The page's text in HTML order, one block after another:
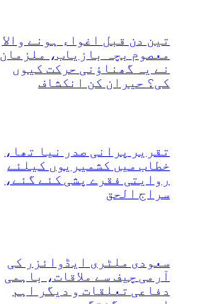
تین دن قبل اغواء ہونے والا
معصوم بچہ بازیاب، ملزمان
نے یہ گھناؤنی حرکت کیوں
کی؟ حیران کن انکشاف
تقریر پرانی صدر نیا تھا،
خطاب میں کشمیریوں کیلئے
روایتی فقرے پشی کئے گئے،
سراج الحق
سعودی ملٹری ایڈوائزر کی
آرمی چیف سے ملاقات، باہمی
دفاعی تعلقات و دیگر اہم